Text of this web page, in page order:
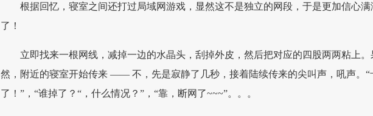
根据回忆，寝室之间还打过局域网游戏，显然这不是独立的网段，于是更加信心满
了！
立即找来一根网线，减掉一边的水晶头，刮掉外皮，然后把对应的四股两两粘上。
然，附近的寝室开始传来 —— 不，先是寂静了几秒，接着陆续传来的尖叫声，吼声。“
了！”，“谁掉了？“，什么情况？”，“靠，断网了~~~”。。。